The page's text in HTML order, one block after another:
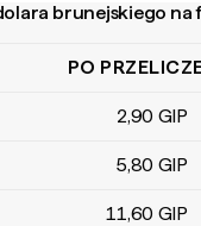
brunejskiego na
brunejskiego na
PO
2,90 GIP
5,80 GIP
11,60 GIP